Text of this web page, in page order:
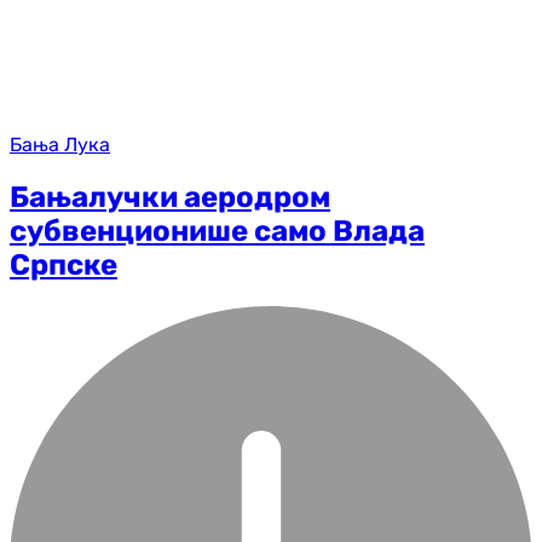
Бања Лука
Бањалучки аеродром
субвенционише само Влада
Српске